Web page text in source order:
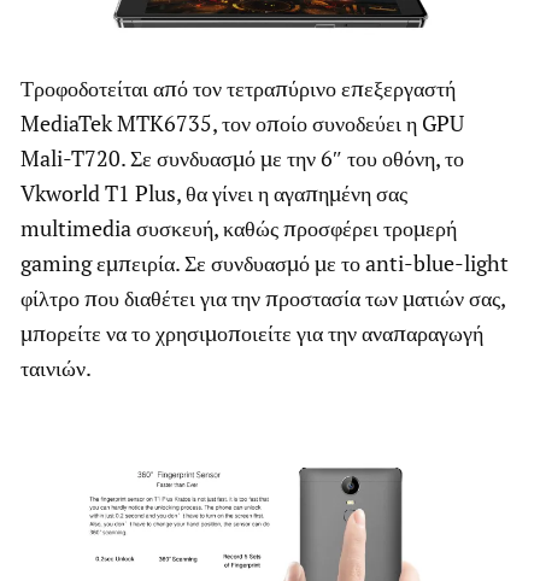
Τροφοδοτείται από τον τετραπύρινο επεξεργαστή
MediaTek MTK6735, τον οποίο συνοδεύει η GPU
Mali-T720. Σε συνδυασμό με την 6″ του οθόνη, το
Vkworld T1 Plus, θα γίνει η αγαπημένη σας
multimedia συσκευή, καθώς προσφέρει τρομερή
gaming εμπειρία. Σε συνδυασμό με το anti-blue-light
φίλτρο που διαθέτει για την προστασία των ματιών σας,
μπορείτε να το χρησιμοποιείτε για την αναπαραγωγή
ταινιών.